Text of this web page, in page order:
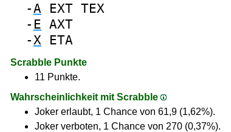
-A EXT TEX
- E AXT
-X ETA
Scrabble Punkte
11 Punkte.
Wahrscheinlichkeit mit Scrabble
Joker erlaubt, 1 Chance von 61,9 (1,62%).
Joker verboten, 1 Chance von 270 (0,37%).